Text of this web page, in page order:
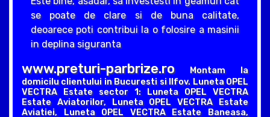
se poate de clare si de buna calitate,
deoarece poti contribui la o folosire a masinii
in deplina siguranta
www.preturi-parbrize.roMontam la
domicilu clientului in Bucuresti si Ilfov. Luneta OPEL
VECTRA Estate sector 1: Luneta OPEL VECTRA
Estate Aviatorilor, Luneta OPEL VECTRA Estate
Aviatiei, Luneta OPEL VECTRA Estate Baneasa,